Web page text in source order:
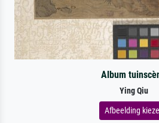
Album
Ying Qiu
Afbeelding